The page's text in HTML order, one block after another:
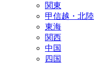
関東
甲信越・北陸
東海
関西
中国
四国